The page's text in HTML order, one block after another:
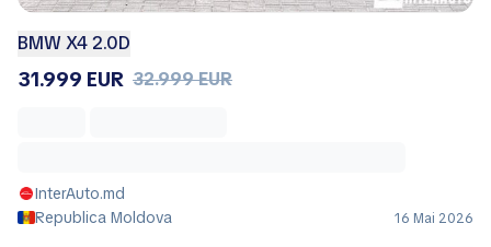
BMW X4 2.0D
31.999 EUR 32.999 EUR
InterAuto.md
Republica Moldova
16 Mai 2026